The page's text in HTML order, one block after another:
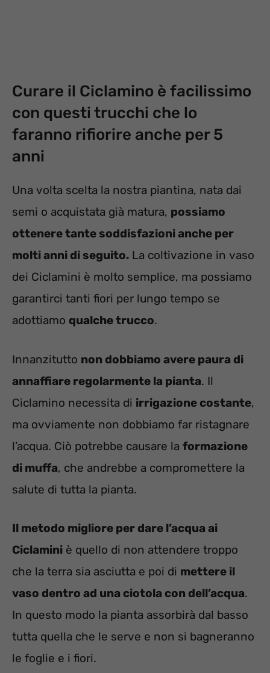
Curare il Ciclamino è facilissimo
con questi trucchi che lo
faranno rifiorire anche per 5
anni
Una volta scelta la nostra piantina, nata dai
semi o acquistata già matura, possiamo
ottenere tante soddisfazioni anche per
molti anni di seguito. La coltivazione in vaso
dei Ciclamini è molto semplice, ma possiamo
garantirci tanti fiori per lungo tempo se
adottiamo qualche trucco.
Innanzitutto non dobbiamo avere paura di
annaffiare regolarmente la pianta. Il
Ciclamino necessita di irrigazione costante,
ma ovviamente non dobbiamo far ristagnare
l’acqua. Ciò potrebbe causare la formazione
di muffa, che andrebbe a compromettere la
salute di tutta la pianta.
Il metodo migliore per dare l’acqua ai
Ciclamini è quello di non attendere troppo
che la terra sia asciutta e poi di mettere il
vaso dentro ad una ciotola con dell’acqua.
In questo modo la pianta assorbirà dal basso
tutta quella che le serve e non si bagneranno
le foglie e i fiori.